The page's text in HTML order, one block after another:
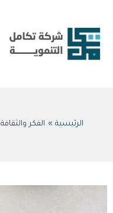
المحتوى
الرئيسية الفكر والثقافة